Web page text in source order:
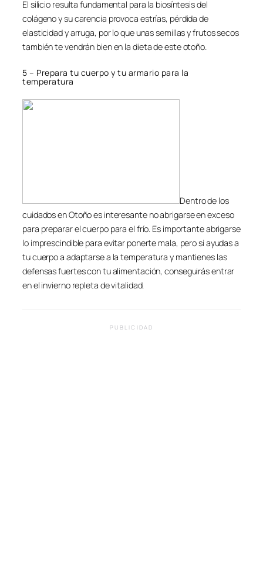
El silicio resulta fundamental para la biosíntesis del
colágeno y su carencia provoca estrías, pérdida de
elasticidad y arruga, por lo que unas semillas y frutos secos
también te vendrán bien en la dieta de este otoño.
5 – Prepara tu cuerpo y tu armario para la
temperatura
Dentro de los
cuidados en Otoño es interesante no abrigarse en exceso
para preparar el cuerpo para el frío. Es importante abrigarse
lo imprescindible para evitar ponerte mala, pero si ayudas a
tu cuerpo a adaptarse a la temperatura y mantienes las
defensas fuertes con tu alimentación, conseguirás entrar
en el invierno repleta de vitalidad.
PUBLICIDAD